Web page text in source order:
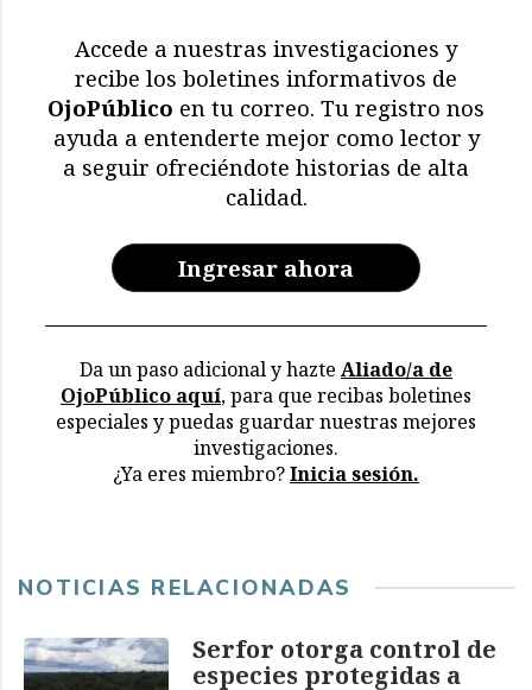
mamíferos marinos
muertos
Memoria en riesgo:
restricciones y deterioro
en los archivos de la CVR
Accede a nuestras investigaciones y
recibe los boletines informativos de
OjoPúblico en tu correo. Tu registro nos
ayuda a entenderte mejor como lector y
a seguir ofreciéndote historias de alta
calidad.
Ingresar ahora
Da un paso adicional y hazte Aliado/a de
OjoPúblico aquí, para que recibas boletines
especiales y puedas guardar nuestras mejores
investigaciones.
¿Ya eres miembro?Inicia sesión.
NOTICIAS RELACIONADAS
Serfor otorga control de
especies protegidas a